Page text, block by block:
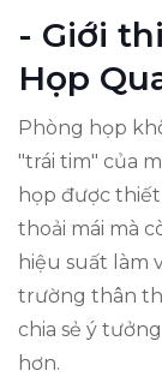
- Giới
Họp
Phòng họp
"trái tim" của
họp được
thoải mái mà
hiệu suất làm
trường thân
chia sẻ ý
hơn.